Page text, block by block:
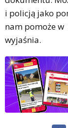
i policją jako
nam pomoże w
wyjaśnia.